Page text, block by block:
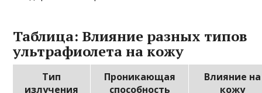
Таблица: Влияние разных типов
ультрафиолета на кожу
Тип
излучения
Проникающая
способность
Влияние на
кожу